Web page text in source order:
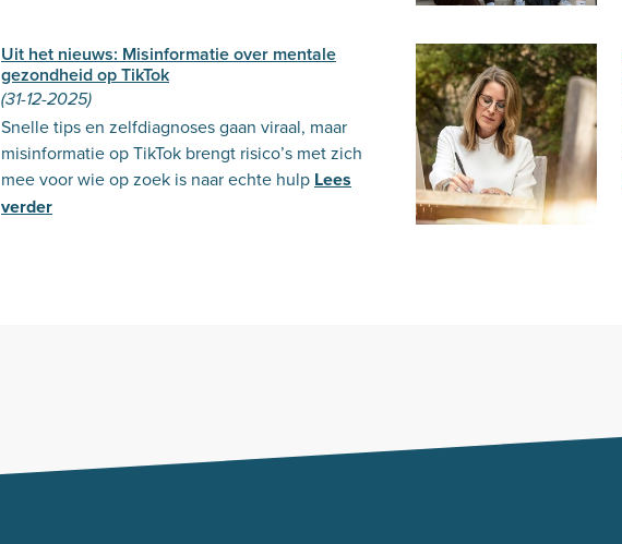
Uit het nieuws: Misinformatie over mentale
gezondheid op TikTok
(31-12-2025)
Snelle tips en zelfdiagnoses gaan viraal, maar
misinformatie op TikTok brengt risico’s met zich
mee voor wie op zoek is naar echte hulp Lees
verder